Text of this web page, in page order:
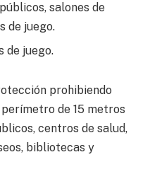
salones de
de juego.
de juego.
prohibiendo
de 15 metros
centros de salud,
bibliotecas y